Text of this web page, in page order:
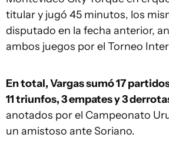
titular y jugó 45 minutos, los
disputado en la fecha anterior,
ambos juegos por el Torneo
En total, Vargas sumó 17
11 triunfos, 3 empates y 3
anotados por el Campeonato
un amistoso ante Soriano.